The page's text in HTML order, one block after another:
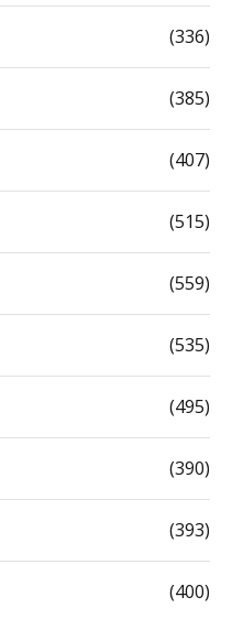
(336)
(385)
(407)
(515)
(559)
(535)
(495)
(390)
(393)
(400)